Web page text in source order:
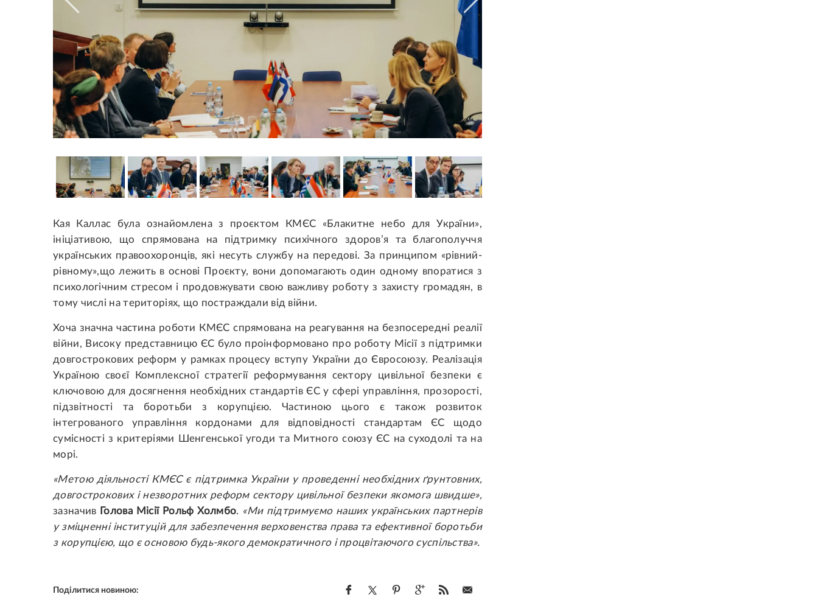
Кая Каллас була ознайомлена з проєктом КМЄС «Блакитне небо для України»,
ініціативою, що спрямована на підтримку психічного здоров’я та благополуччя
українських правоохоронців, які несуть службу на передові. За принципом «рівний-
рівному»,що лежить в основі Проєкту, вони допомагають один одному впоратися з
психологічним стресом і продовжувати свою важливу роботу з захисту громадян, в
тому числі на територіях, що постраждали від війни.
Хоча значна частина роботи КМЄС спрямована на реагування на безпосередні реалії
війни, Високу представницю ЄС було проінформовано про роботу Місії з підтримки
довгострокових реформ у рамках процесу вступу України до Євросоюзу. Реалізація
Україною своєї Комплексної стратегії реформування сектору цивільної безпеки є
ключовою для досягнення необхідних стандартів ЄС у сфері управління, прозорості,
підзвітності та боротьби з корупцією. Частиною цього є також розвиток
інтегрованого управління кордонами для відповідності стандартам ЄС щодо
сумісності з критеріями Шенгенської угоди та Митного союзу ЄС на суходолі та на
морі.
«Метою діяльності КМЄС є підтримка України у проведенні необхідних ґрунтовних,
довгострокових і незворотних реформ сектору цивільної безпеки якомога швидше»,
зазначив Голова Місії Рольф Холмбо. «Ми підтримуємо наших українських партнерів
у зміцненні інституцій для забезпечення верховенства права та ефективної боротьби
з корупцією, що є основою будь-якого демократичного і процвітаючого суспільства».
Поділитися новиною: